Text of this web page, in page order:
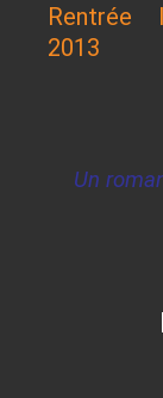
Rentrée
2013
Un